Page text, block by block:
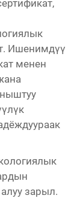
Ишенимдүү
менен
зарыл.